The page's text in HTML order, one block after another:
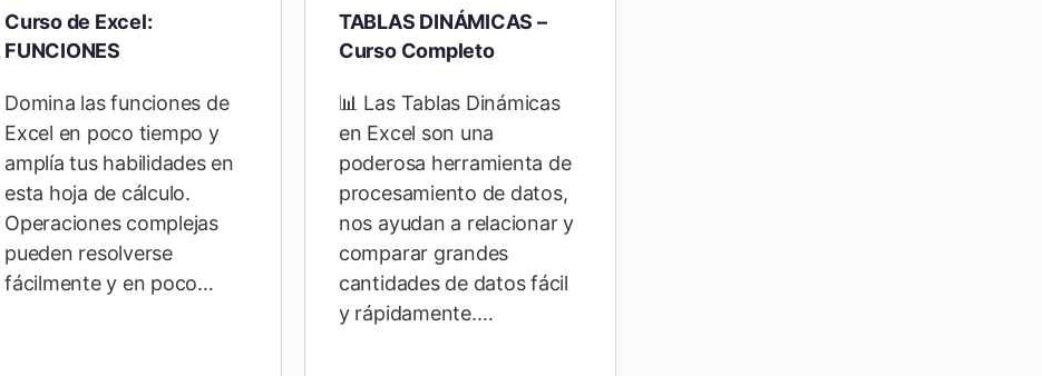
Curso de Excel:
FUNCIONES
Domina las funciones de
Excel en poco tiempo y
amplía tus habilidades en
esta hoja de cálculo.
Operaciones complejas
pueden resolverse
fácilmente y en poco…
TABLAS DINÁMICAS –
Curso Completo
📊 Las Tablas Dinámicas
en Excel son una
poderosa herramienta de
procesamiento de datos,
nos ayudan a relacionar y
comparar grandes
cantidades de datos fácil
y rápidamente.…